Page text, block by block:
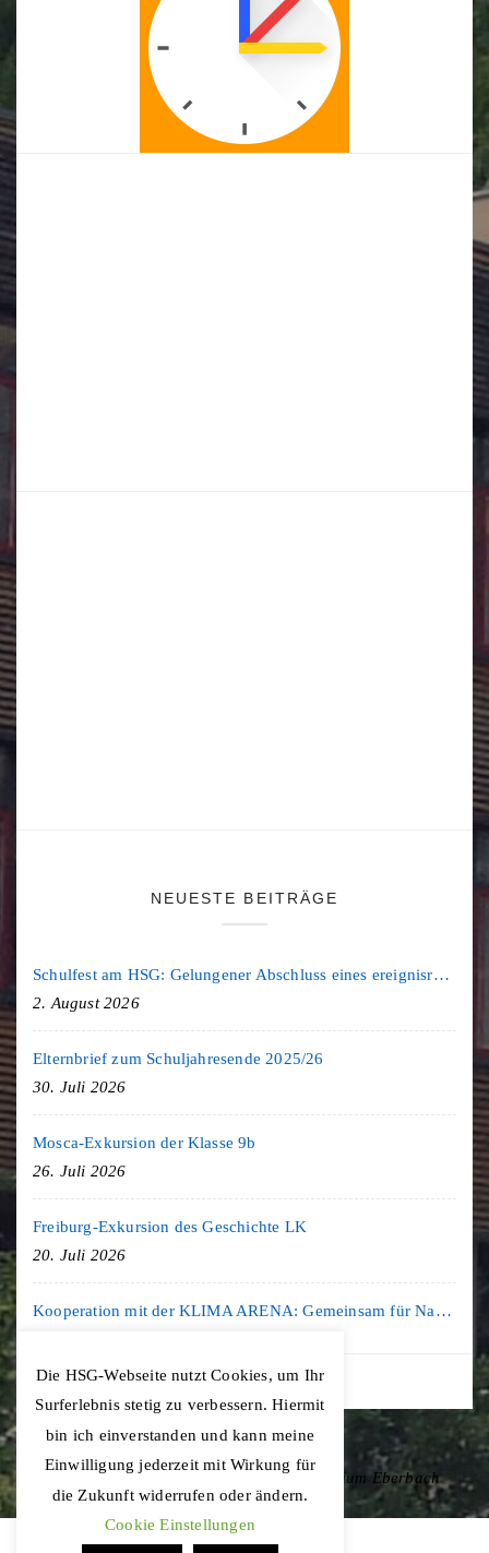
NEUESTE BEITRÄGE
Schulfest am HSG: Gelungener Abschluss eines ereignisreichen Schuljahres
2. August 2026
Elternbrief zum Schuljahresende 2025/26
30. Juli 2026
Mosca-Exkursion der Klasse 9b
26. Juli 2026
Freiburg-Exkursion des Geschichte LK
20. Juli 2026
Kooperation mit der KLIMA ARENA: Gemeinsam für Nachhaltigkeit und Klimaschutz
Copyright © 2020 Hohenstaufen-Gymnasium Eberbach
Die HSG-Webseite nutzt Cookies, um Ihr
Surferlebnis stetig zu verbessern. Hiermit
bin ich einverstanden und kann meine
Einwilligung jederzeit mit Wirkung für
die Zukunft widerrufen oder ändern.
Cookie Einstellungen